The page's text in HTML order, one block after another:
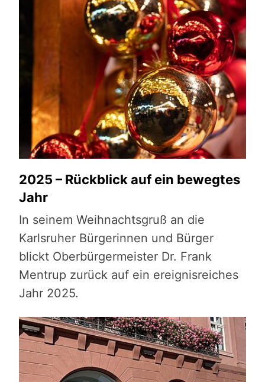
2025 – Rückblick auf ein bewegtes
Jahr
In seinem Weihnachtsgruß an die
Karlsruher Bürgerinnen und Bürger
blickt Oberbürgermeister Dr. Frank
Mentrup zurück auf ein ereignisreiches
Jahr 2025.